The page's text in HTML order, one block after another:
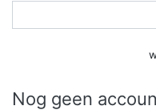
Nog geen